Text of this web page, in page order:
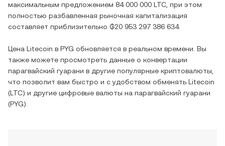
максимальным предложением 84 000 000 LTC , при этом
полностью разбавленная рыночная капитализация
составляет приблизительно ₲20 953 297 386 634.
Цена Litecoin в PYG обновляется в реальном времени. Вы
также можете просмотреть данные о конвертации
парагвайский гуарани в другие популярные криптовалюты,
что позволит вам быстро и с удобством обменять Litecoin
(LTC) и другие цифровые валюты на парагвайский гуарани
(PYG).